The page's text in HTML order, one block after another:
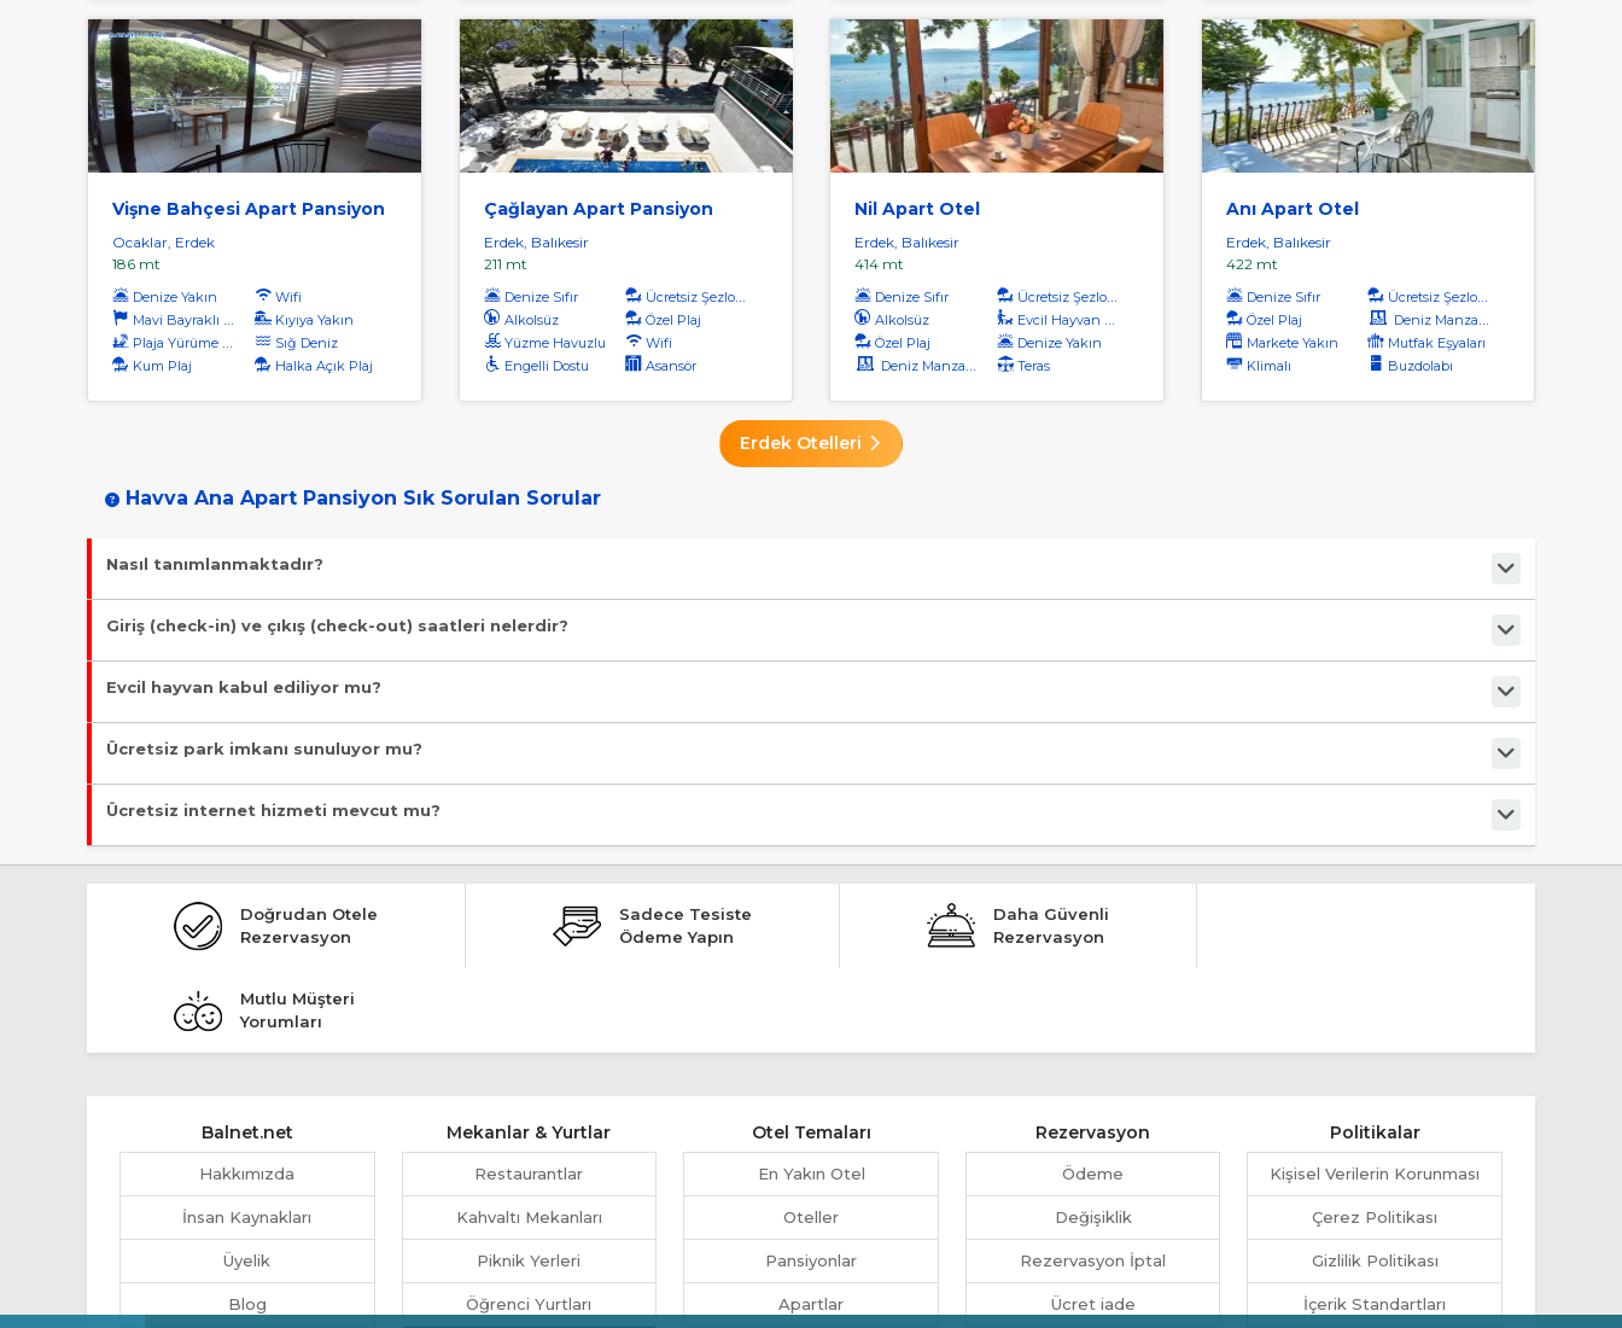
Vişne Bahçesi Apart Pansiyon
Ocaklar, Erdek
186 mt
Denize Yakın
Wifi
Mavi Bayraklı Plaj
Kıyıya Yakın
Plaja Yürüme Mesafesi
Sığ Deniz
Kum Plaj
Halka Açık Plaj
Çağlayan Apart Pansiyon
Erdek, Balıkesir
211 mt
Denize Sıfır
Ücretsiz Şezlong
Alkolsüz
Özel Plaj
Yüzme Havuzlu
Wifi
Engelli Dostu
Asansör
Nil Apart Otel
Erdek, Balıkesir
414 mt
Denize Sıfır
Ücretsiz Şezlong
Alkolsüz
Evcil Hayvan Kabul
Özel Plaj
Denize Yakın
Deniz Manzaralı
Teras
Anı Apart Otel
Erdek, Balıkesir
422 mt
Denize Sıfır
Ücretsiz Şezlong
Özel Plaj
Deniz Manzaralı
Markete Yakın
Mutfak Eşyaları
Klimalı
Buzdolabı
Erdek Otelleri
Havva Ana Apart Pansiyon Sık Sorulan Sorular
Nasıl tanımlanmaktadır?
Tesis Pansiyon statüsündedir. Öne çıkan özellikleri "Wifi, Bahçeli, 24 Saat Açık Resepsiyon, Barbekü Olanağı" şeklindedir.
Giriş (check-in) ve çıkış (check-out) saatleri nelerdir?
Giriş en erken 13:00, çıkış en geç 11:00 saatindedir.
Evcil hayvan kabul ediliyor mu?
Malesef, evcil hayvan kabul edilmiyor!
Ücretsiz park imkanı sunuluyor mu?
Evet, ücretsiz park imkanı mevcut.
Ücretsiz internet hizmeti mevcut mu?
Evet, ücretsiz internet hizmeti sunuluyor.
Doğrudan Otele
Rezervasyon
Sadece Tesiste
Ödeme Yapın
Daha Güvenli
Rezervasyon
Mutlu Müşteri
Yorumları
Balnet.net
Hakkımızda
İnsan Kaynakları
Üyelik
Blog
Mekanlar & Yurtlar
Restaurantlar
Kahvaltı Mekanları
Piknik Yerleri
Öğrenci Yurtları
Otel Temaları
En Yakın Otel
Oteller
Pansiyonlar
Apartlar
Rezervasyon
Ödeme
Değişiklik
Rezervasyon İptal
Ücret iade
Politikalar
Kişisel Verilerin Korunması
Çerez Politikası
Gizlilik Politikası
İçerik Standartları